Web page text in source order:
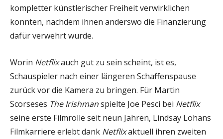
kompletter künstlerischer Freiheit verwirklichen
konnten, nachdem ihnen anderswo die Finanzierung
dafür verwehrt wurde.
Worin Netflixauch gut zu sein scheint, ist es,
Schauspieler nach einer längeren Schaffenspause
zurück vor die Kamera zu bringen. Für Martin
Scorseses The Irishmanspielte Joe Pesci bei Netflix
seine erste Filmrolle seit neun Jahren, Lindsay Lohans
Filmkarriere erlebt dank Netflixaktuell ihren zweiten